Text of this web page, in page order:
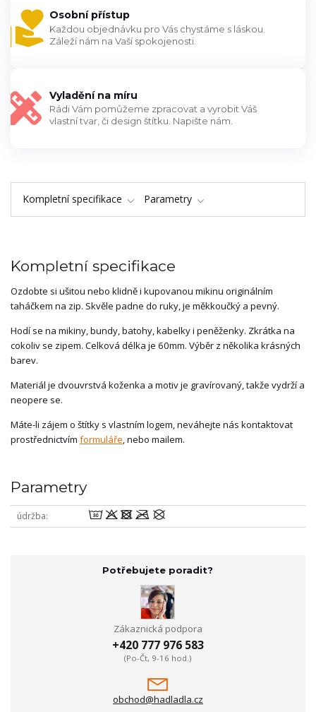
Osobní přístup
Každou objednávku pro Vás chystáme s láskou.
Záleží nám na Vaší spokojenosti.
Vyladění na míru
Rádi Vám pomůžeme zpracovat a vyrobit Váš
vlastní tvar, či design štítku. Napište nám.
Kompletní specifikace Parametry
Kompletní specifikace
Ozdobte si ušitou nebo klidně i kupovanou mikinu originálním
taháčkem na zip. Skvěle padne do ruky, je měkkoučký a pevný.
Hodí se na mikiny, bundy, batohy, kabelky i peněženky. Zkrátka na
cokoliv se zipem. Celková délka je 60mm. Výběr z několika krásných
barev.
Materiál je dvouvrstvá koženka a motiv je gravírovaný, takže vydrží a
neopere se.
Máte-li zájem o štítky s vlastním logem, neváhejte nás kontaktovat
prostřednictvím formuláře, nebo mailem.
Parametry
údržba wodmU
Potřebujete poradit?
Zákaznická podpora
+420 777 976 583
(Po-Čt, 9-16 hod.)
obchod@hadladla.cz